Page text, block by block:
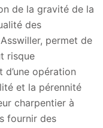
de la gravité de la
des
permet de
risque
opération
et la pérennité
charpentier à
fournir des